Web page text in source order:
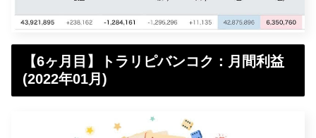
【6ヶ月目】トラリピバンコク：月間利益
(2022年01月)